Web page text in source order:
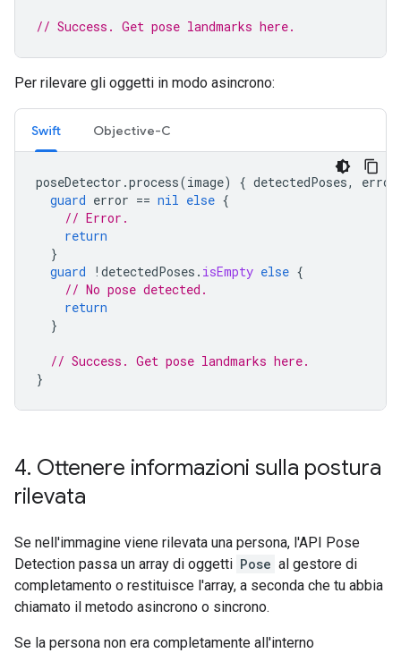
// Success. Get pose landmarks here.
Per rilevare gli oggetti in modo asincrono:
Swift Objective-C
poseDetector .process(image) { detectedPoses,
error
guard error == nil else {
// Error.
return
}
guard
! detectedPoses . isEmpty else {
// No pose detected.
return
}
// Success. Get pose landmarks here.
}
4. Ottenere informazioni sulla postura
rilevata
Se nell'immagine viene rilevata una persona, l'API Pose
Detection passa un array di oggetti Pose al gestore di
completamento o restituisce l'array, a seconda che tu abbia
chiamato il metodo asincrono o sincrono.
Se la persona non era completamente all'interno